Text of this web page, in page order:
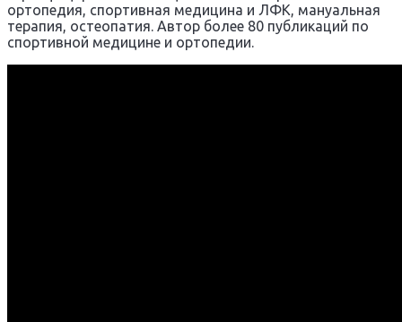
ортопедия, спортивная медицина и ЛФК, мануальная
терапия, остеопатия. Автор более 80 публикаций по
спортивной медицине и ортопедии.